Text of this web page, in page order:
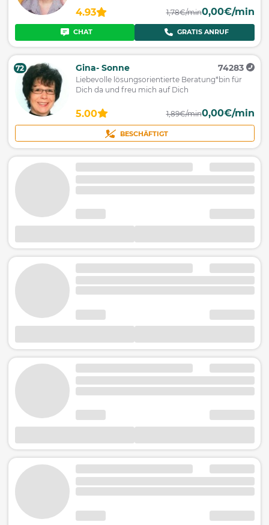
4.93 1,78€/min0,00€/min
CHAT GRATIS ANRUF
72 Gina- Sonne 74283
Liebevolle lösungsorientierte Beratung*bin für
Dich da und freu mich auf Dich
5.00 1,89€/min0,00€/min
BESCHÄFTIGT